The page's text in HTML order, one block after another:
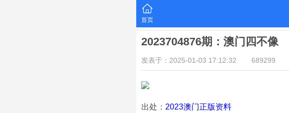
首页
2023704876期：澳门四不像
发表于：2025-01-03 17:12:32 689299
出处： 2023澳门正版资料